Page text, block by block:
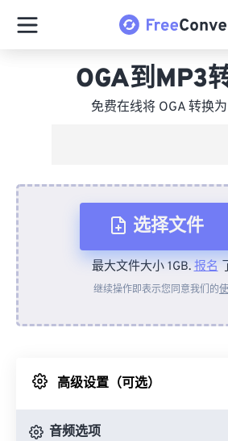
OGA到MP3
免费在线将 OGA 转换为
选择文件
从设备
来自 Google
最大文件大小 1GB.报名
继续操作即表示您同意我们的
高级设置（可选）
音频选项